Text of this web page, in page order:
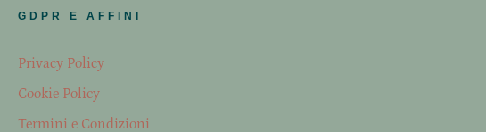
GDPR E AFFINI
Privacy Policy
Cookie Policy
Termini e Condizioni